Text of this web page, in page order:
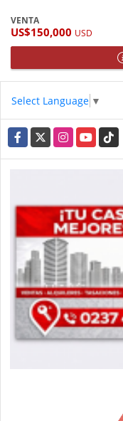
VENTA
US$150,000 USD
Select Language ▼
Facebook
X InstagramYouTubeTikTok